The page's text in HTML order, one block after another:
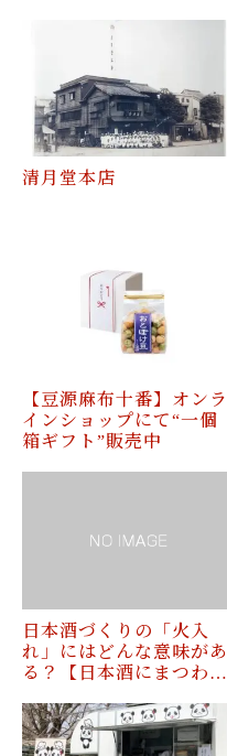
清月堂本店
【豆源麻布十番】オンラ
インショップにて“一個
箱ギフト”販売中
日本酒づくりの「火入
れ」にはどんな意味があ
る？【日本酒にまつわ…